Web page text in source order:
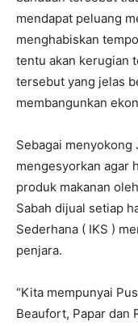
mendapat peluang
menghabiskan
tentu akan kerugian
tersebut yang jelas
membangunkan
Sebagai menyokong
mengesyorkan agar
produk makanan
Sabah dijual setiap
Sederhana ( IKS )
penjara.
“Kita mempunyai
Beaufort, Papar dan